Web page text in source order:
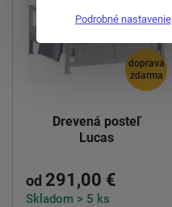
doprava
zdarma
Drevená posteľ
Lucas
od 291,00 €
Skladom > 5 ks
Podrobné nastavenie